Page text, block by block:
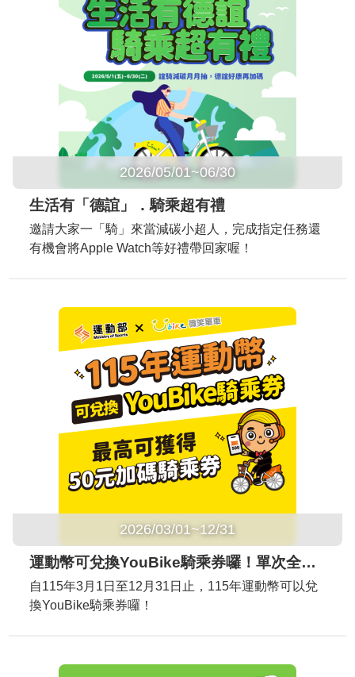
2026/05/01~06/30
生活有「德誼」．騎乘超有禮
邀請大家一「騎」來當減碳小超人，完成指定任務還
有機會將Apple Watch等好禮帶回家喔！
2026/03/01~12/31
運動幣可兌換YouBike騎乘券囉！單次全額兌換享加碼最高$50
自115年3月1日至12月31日止，115年運動幣可以兌
換YouBike騎乘券囉！